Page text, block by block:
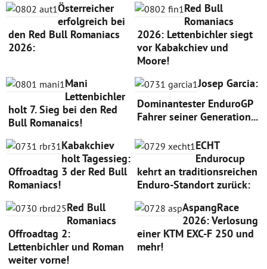
Österreicher
erfolgreich bei
den Red Bull Romaniacs
2026:
Red Bull
Romaniacs
2026: Lettenbichler siegt
vor Kabakchiev und
Moore!
Mani
Lettenbichler
holt 7. Sieg bei den Red
Bull Romanaics!
Josep Garcia:
Dominantester EnduroGP
Fahrer seiner Generation...
Kabakchiev
holt Tagessieg:
Offroadtag 3 der Red Bull
Romaniacs!
ECHT
Endurocup
kehrt an traditionsreichen
Enduro-Standort zurück:
Red Bull
Romaniacs
Offroadtag 2:
Lettenbichler und Roman
weiter vorne!
AspangRace
2026: Verlosung
einer KTM EXC-F 250 und
mehr!